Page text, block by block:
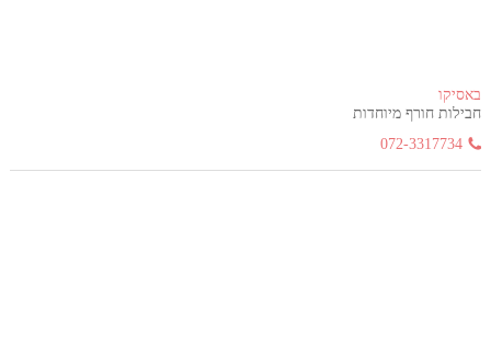
באסיקו
חבילות חורף מיוחדות
072-3317734